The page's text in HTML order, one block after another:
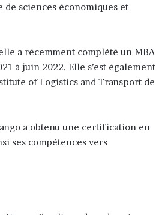
de sciences économiques et
a récemment complété un MBA
à juin 2022. Elle s’est également
of Logistics and Transport de
a obtenu une certification en
ses compétences vers